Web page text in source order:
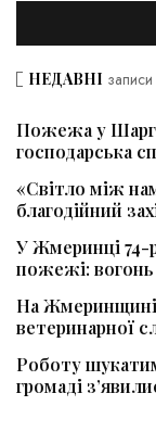
НЕДАВНІ записи
Пожежа у
господарська
«Світло між
благодійний
У Жмеринці 74-
пожежі: вогонь
На Жмеринщині
ветеринарної
Роботу
громаді